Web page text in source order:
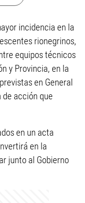
incidencia en la
rionegrinos,
equipos técnicos
y Provincia, en la
en General
de acción que
en un acta
en la
junto al Gobierno